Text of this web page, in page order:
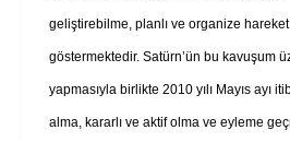
geliştirebilme, planlı ve organize
göstermektedir. Satürn’ün bu kavuşum
yapmasıyla birlikte 2010 yılı Mayıs ayı
alma, kararlı ve aktif olma ve eyleme